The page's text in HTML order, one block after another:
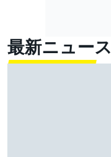
最新ニュース